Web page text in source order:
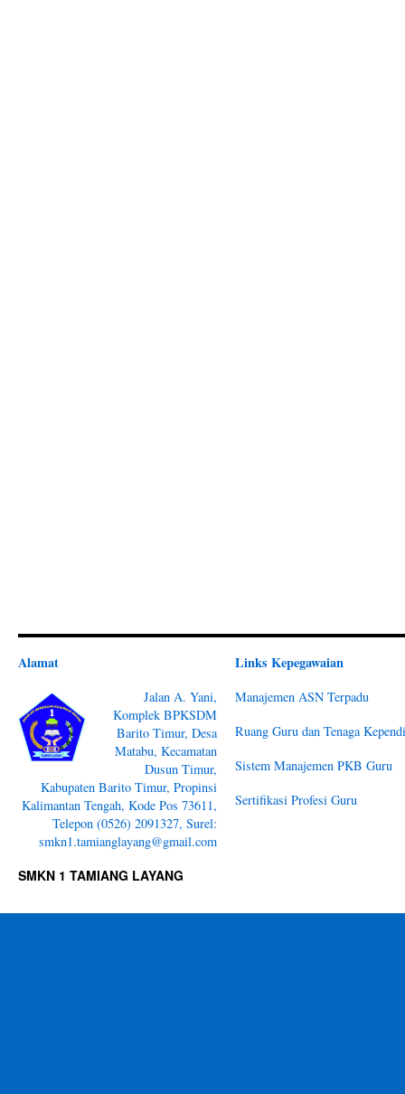
Alamat
Jalan A. Yani,
Komplek BPKSDM
Barito Timur, Desa
Matabu, Kecamatan
Dusun Timur,
Kabupaten Barito Timur, Propinsi
Kalimantan Tengah, Kode Pos 73611,
Telepon (0526) 2091327, Surel:
smkn1.tamianglayang@gmail.com
Links Kepegawaian
Manajemen ASN Terpadu
Ruang Guru dan Tenaga
Sistem Manajemen PKB Guru
Sertifikasi Profesi Guru
SMKN 1 TAMIANG LAYANG